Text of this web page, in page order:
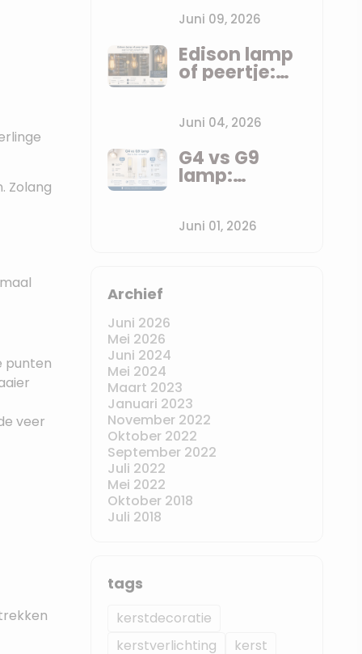
Zolang
punten
veer
die anderen
je niet
vertellen
Juni 09, 2026
Edison lamp
of peertje:
wat is het
Juni 04, 2026
G4 vs G9
lamp:
verschillen,
vervanging
Juni 01, 2026
Archief
Juni 2026
Mei 2026
Juni 2024
Mei 2024
Maart 2023
Januari 2023
November 2022
Oktober 2022
September 2022
Juli 2022
Mei 2022
Oktober 2018
Juli 2018
tags
kerstdecoratie
kerstverlichting
kerst